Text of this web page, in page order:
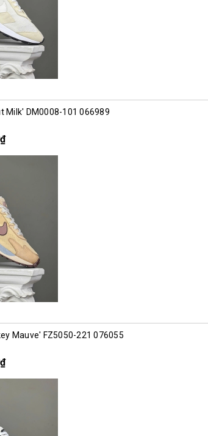
Milk' DM0008-101 066989
Mauve' FZ5050-221 076055